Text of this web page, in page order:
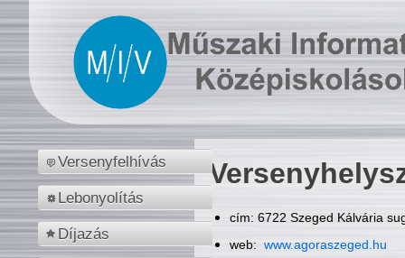
Versenyfelhívás
Lebonyolítás
Díjazás
cím: 6722 Szeged Kálvária
web: www.agoraszeged.hu